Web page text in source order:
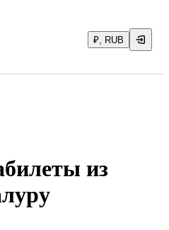
₽, RUB
из